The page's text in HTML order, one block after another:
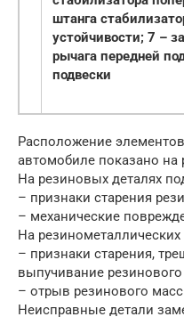
штанга
устойчивости; 7 –
рычага передней
подвески
Расположение
автомобиле показано на
На резиновых деталях
– признаки старения
– механические
На
– признаки старения,
выпучивание
– отрыв резинового
Неисправные детали